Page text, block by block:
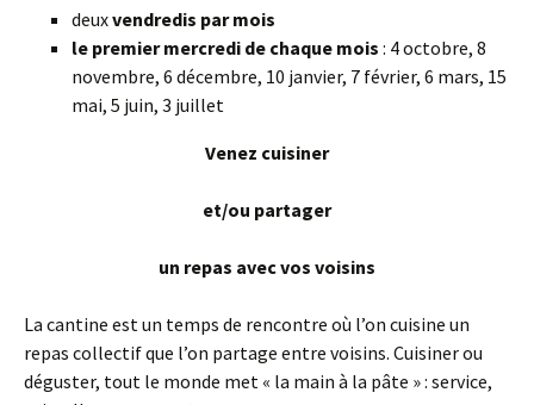
deuxvendredis par mois
le premier mercredi de chaque mois : 4 octobre, 8
novembre, 6 décembre, 10 janvier, 7 février, 6 mars, 15
mai, 5 juin, 3 juillet
Venez cuisiner
et/ou partager
un repas avec vos voisins
La cantine est un temps de rencontre où l’on cuisine un
repas collectif que l’on partage entre voisins. Cuisiner ou
déguster, tout le monde met « la main à la pâte » : service,